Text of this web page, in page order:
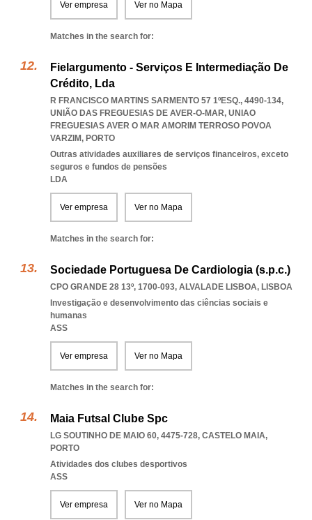
Ver empresa Ver no Mapa
Matches in the search for:
Fielargumento - Serviços E Intermediação De
Crédito, Lda
R FRANCISCO MARTINS SARMENTO 57 1ºESQ., 4490-134,
UNIÃO DAS FREGUESIAS DE AVER-O-MAR, UNIAO
FREGUESIAS AVER O MAR AMORIM TERROSO POVOA
VARZIM, PORTO
Outras atividades auxiliares de serviços financeiros, exceto
seguros e fundos de pensões
LDA
Ver empresa Ver no Mapa
Matches in the search for:
Sociedade Portuguesa De Cardiologia (s.p.c.)
CPO GRANDE 28 13º, 1700-093, ALVALADE LISBOA, LISBOA
Investigação e desenvolvimento das ciências sociais e
humanas
ASS
Ver empresa Ver no Mapa
Matches in the search for:
Maia Futsal Clube Spc
LG SOUTINHO DE MAIO 60, 4475-728, CASTELO MAIA,
PORTO
Atividades dos clubes desportivos
ASS
Ver empresa Ver no Mapa